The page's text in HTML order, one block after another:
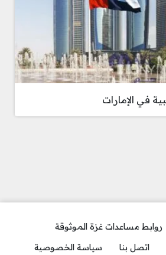
في الإمارات
روابط مساعدات غزة الموثوقة
اتصل بنا سياسة الخصوصية